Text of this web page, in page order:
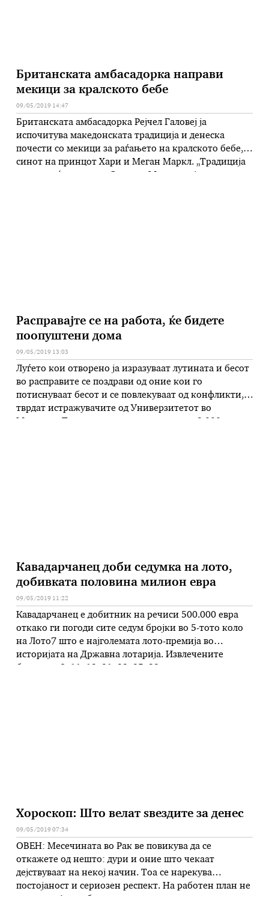
Британската амбасадорка направи
мекици за кралското бебе
09/05/2019 14:47
Британската амбасадорка Рејчел Галовеј ја
испочитува македонската традиција и денеска
почести со мекици за раѓањето на кралското бебе,
синот на принцот Хари и Меган Маркл. „Традиција
Расправајте се на работа, ќе бидете
поопуштени дома
09/05/2019 13:03
Луѓето кои отворено ја изразуваат лутината и бесот
во расправите се поздрави од оние кои го
потиснуваат бесот и се повлекуваат од конфликти,
тврдат истражувачите од Универзитетот во
Кавадарчанец доби седумка на лото,
добивката половина милион евра
09/05/2019 11:22
Кавадарчанец е добитник на речиси 500.000 евра
откако ги погоди сите седум бројки во 5-тото коло
на Лото7 што е најголемата лото-премија во
историјата на Државна лотарија. Извлечените
Хороскоп: Што велат ѕвездите за денес
09/05/2019 07:34
ОВЕН: Месечината во Рак ве повикува да се
откажете од нешто: дури и оние што чекаат
дејствуваат на некој начин. Тоа се нарекува
постојаност и сериозен респект. На работен план не